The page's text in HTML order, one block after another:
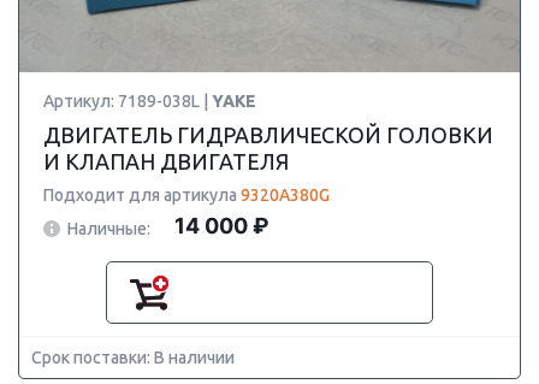
Артикул: 7189-038L | YAKE
ДВИГАТЕЛЬ ГИДРАВЛИЧЕСКОЙ ГОЛОВКИ
И КЛАПАН ДВИГАТЕЛЯ
Подходит для артикула 9320A380G
Наличные:
14 000 ₽
Срок поставки: В наличии